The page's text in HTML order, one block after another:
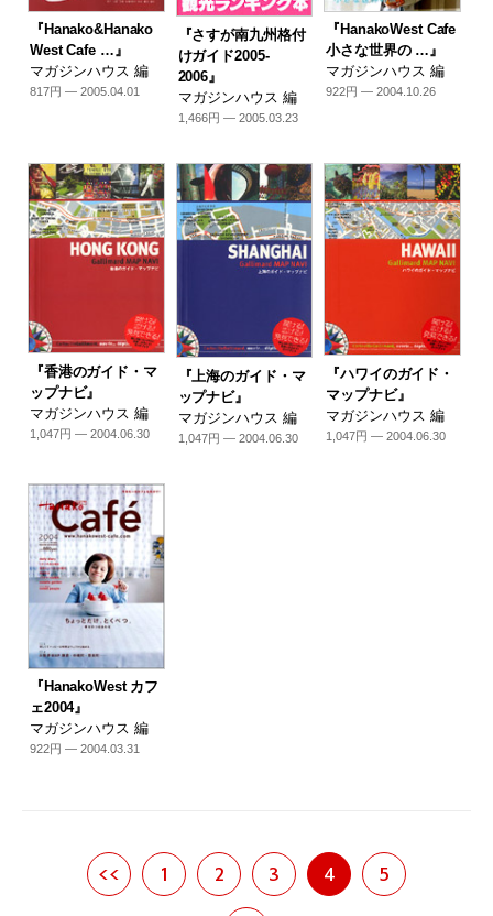
『Hanako&Hanako
West Cafe …』
マガジンハウス 編
817円 — 2005.04.01
『さすが南九州格付
けガイド2005-
2006』
マガジンハウス 編
1,466円 — 2005.03.23
『HanakoWest Cafe
小さな世界の …』
マガジンハウス 編
922円 — 2004.10.26
『香港のガイド・マ
ップナビ』
マガジンハウス 編
1,047円 — 2004.06.30
『上海のガイド・マ
ップナビ』
マガジンハウス 編
1,047円 — 2004.06.30
『ハワイのガイド・
マップナビ』
マガジンハウス 編
1,047円 — 2004.06.30
『HanakoWest カフ
ェ2004』
マガジンハウス 編
922円 — 2004.03.31
<< 1 2 3 4 5